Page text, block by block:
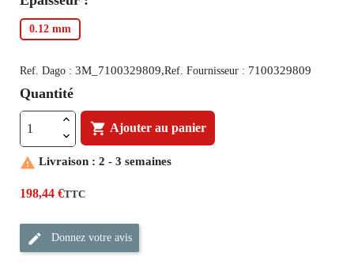
0.12 mm
Ref. Dago : 3M_7100329809,Ref. Fournisseur : 7100329809
Quantité
 Ajouter au panier
 Livraison : 2 - 3 semaines
198,44 €TTC
Donnez votre avis